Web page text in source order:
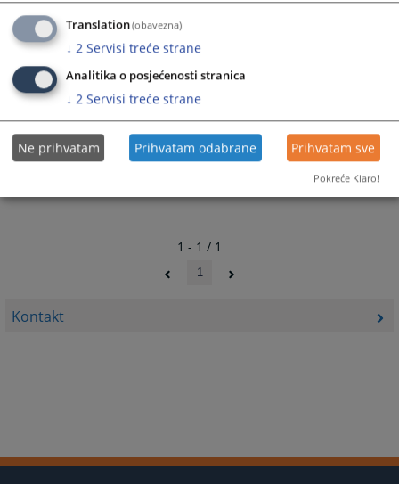
Kontakt
1 - 1 / 1
1
Translation(obavezna)
↓ 2 Servisi treće strane
Analitika o posjećenosti stranica
↓ 2 Servisi treće strane
Ne prihvatam Prihvatam odabrane Prihvatam sve
Pokreće Klaro!